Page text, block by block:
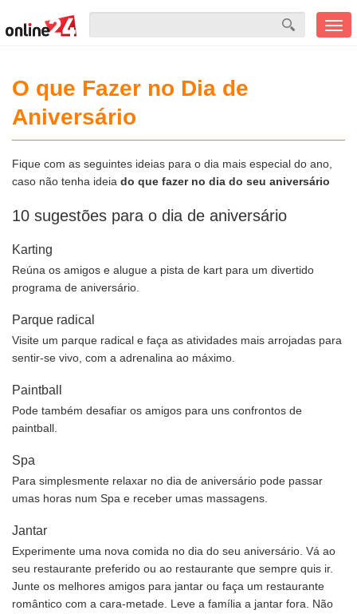
O que Fazer no Dia de
Aniversário
Fique com as seguintes ideias para o dia mais especial do ano,
caso não tenha ideia do que fazer no dia do seu aniversário
10 sugestões para o dia de aniversário
Karting
Reúna os amigos e alugue a pista de kart para um divertido
programa de aniversário.
Parque radical
Visite um parque radical e faça as atividades mais arrojadas para
sentir-se vivo, com a adrenalina ao máximo.
Paintball
Pode também desafiar os amigos para uns confrontos de
paintball.
Spa
Para simplesmente relaxar no dia de aniversário pode passar
umas horas num Spa e receber umas massagens.
Jantar
Experimente uma nova comida no dia do seu aniversário. Vá ao
seu restaurante preferido ou ao restaurante que sempre quis ir.
Junte os melhores amigos para jantar ou faça um restaurante
romântico com a cara-metade. Leve a família a jantar fora. Não